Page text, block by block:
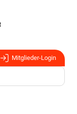
Mitglieder-Login